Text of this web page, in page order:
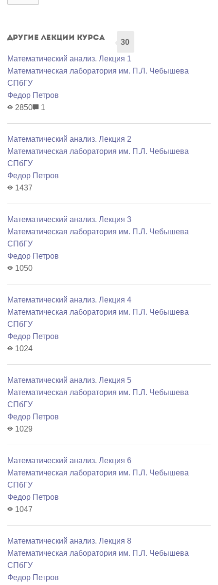
Другие лекции курса
30
Математический анализ. Лекция 1
Математичеcкая лаборатория им. П.Л. Чебышева
СПбГУ
Федор Петров
2850
1
Математический анализ. Лекция 2
Математичеcкая лаборатория им. П.Л. Чебышева
СПбГУ
Федор Петров
1437
Математический анализ. Лекция 3
Математичеcкая лаборатория им. П.Л. Чебышева
СПбГУ
Федор Петров
1050
Математический анализ. Лекция 4
Математичеcкая лаборатория им. П.Л. Чебышева
СПбГУ
Федор Петров
1024
Математический анализ. Лекция 5
Математичеcкая лаборатория им. П.Л. Чебышева
СПбГУ
Федор Петров
1029
Математический анализ. Лекция 6
Математичеcкая лаборатория им. П.Л. Чебышева
СПбГУ
Федор Петров
1047
Математический анализ. Лекция 8
Математичеcкая лаборатория им. П.Л. Чебышева
СПбГУ
Федор Петров